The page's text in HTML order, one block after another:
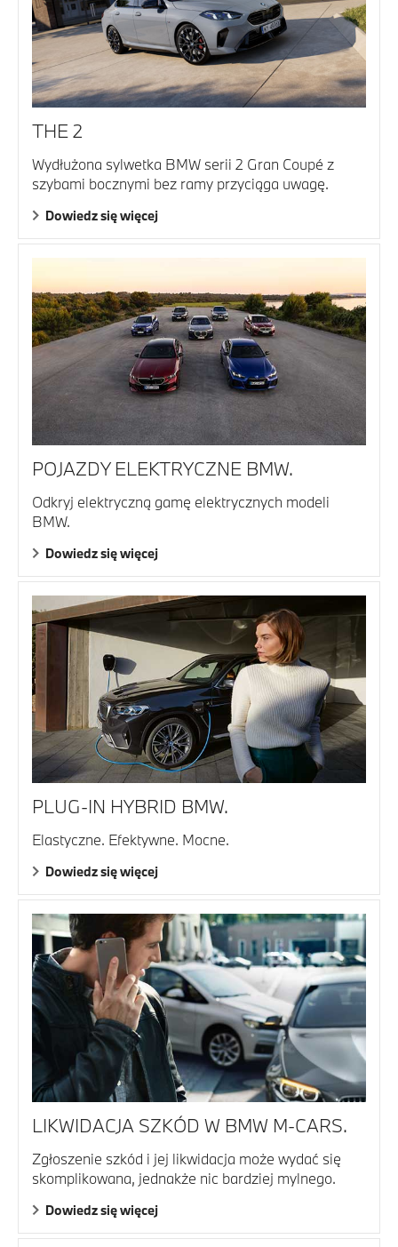
THE 2
Wydłużona sylwetka BMW serii 2 Gran Coupé z
szybami bocznymi bez ramy przyciąga uwagę.
Dowiedz się więcej
POJAZDY ELEKTRYCZNE BMW.
Odkryj elektryczną gamę elektrycznych modeli
BMW.
Dowiedz się więcej
PLUG-IN HYBRID BMW.
Elastyczne. Efektywne. Mocne.
Dowiedz się więcej
LIKWIDACJA SZKÓD W BMW M-CARS.
Zgłoszenie szkód i jej likwidacja może wydać się
skomplikowana, jednakże nic bardziej mylnego.
Dowiedz się więcej